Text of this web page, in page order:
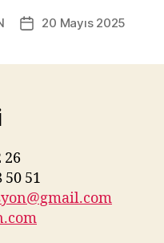
Yazı20 Mayıs 2025
26
50 51